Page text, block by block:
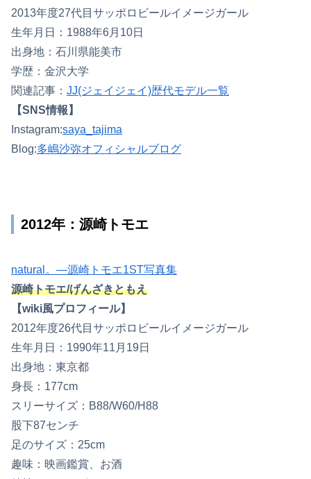
2013年度27代目サッポロビールイメージガール
生年月日：1988年6月10日
出身地：石川県能美市
学歴：金沢大学
関連記事： JJ(ジェイジェイ)歴代モデル一覧
【SNS情報】
Instagram:saya_tajima
Blog:多嶋沙弥オフィシャルブログ
2012年：源崎トモエ
natural。―源崎トモエ1ST写真集
源崎トモエ/げんざきともえ
【wiki風プロフィール】
2012年度26代目サッポロビールイメージガール
生年月日：1990年11月19日
出身地：東京都
身長：177cm
スリーサイズ：B88/W60/H88
股下87センチ
足のサイズ：25cm
趣味：映画鑑賞、お酒